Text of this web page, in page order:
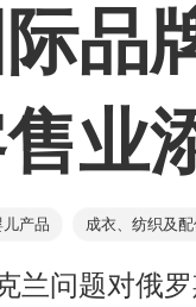
品
业
儿产品 成衣、纺织及
兰问题对俄